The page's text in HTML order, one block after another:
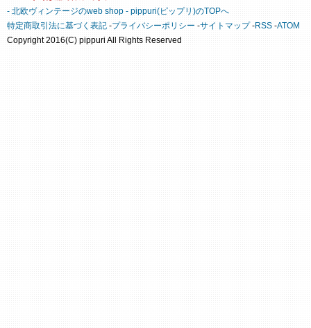
- 北欧ヴィンテージのweb shop - pippuri(ピップリ)のTOPへ
特定商取引法に基づく表記 -プライバシーポリシー -サイトマップ-RSS -ATOM
Copyright 2016(C) pippuri All Rights Reserved